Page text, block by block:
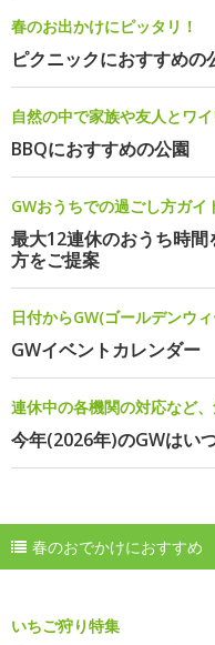
春のお出かけにピッタリ！
ピクニックにおすすめの
自然の中で家族や友人とワ
BBQにおすすめの公園
GWおうちでの過ごし方ガイ
最大12連休のおうち時
方をご提案
日付からGW(ゴールデンウ
GWイベントカレンダー
連休中の各機関の対応など
今年(2026年)のGWはい
春のおでかけにおすすめ
いちご狩り特集